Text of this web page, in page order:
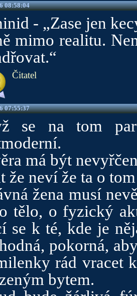
08:58:04
- „Zase jen
mimo realitu.
Čitatel
07:55:37
se na tom
má být
že neví že ta o
žena musí
tělo, o fyzický
se k té, kde je
pokorná,
rád vracet
bytem.